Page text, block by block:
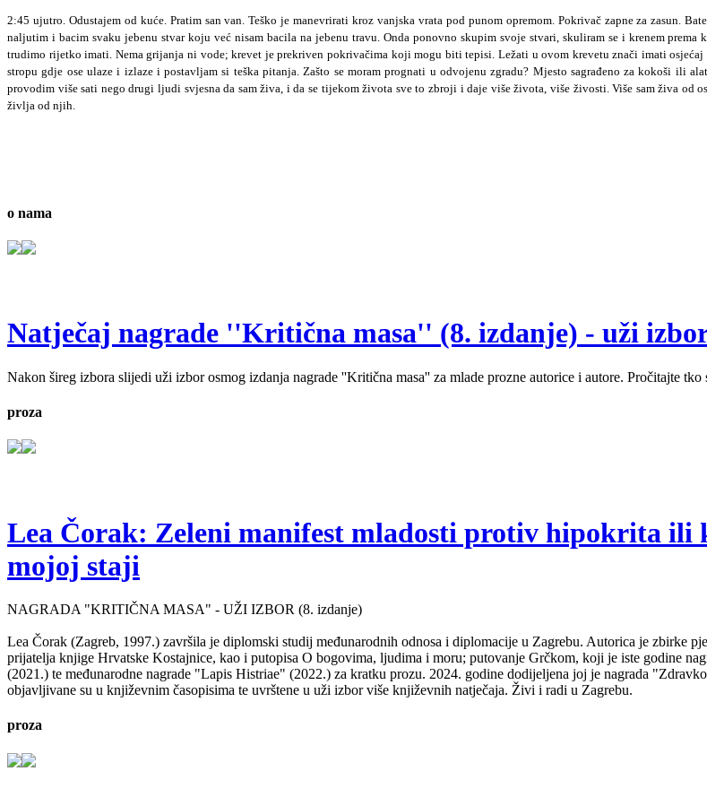
2:45 ujutro. Odustajem od kuće. Pratim san van. Teško je manevrirati kroz vanjska vrata pod punom opremom. Pokrivač zapne za zasun.
naljutim i bacim svaku jebenu stvar koju već nisam bacila na jebenu travu. Onda ponovno skupim svoje stvari, skuliram se i krenem
trudimo rijetko imati. Nema grijanja ni vode; krevet je prekriven pokrivačima koji mogu biti tepisi. Ležati u ovom krevetu znači imati
stropu gdje ose ulaze i izlaze i postavljam si teška pitanja. Zašto se moram prognati u odvojenu zgradu? Mjesto sagrađeno za kokoši
provodim više sati nego drugi ljudi svjesna da sam živa, i da se tijekom života sve to zbroji i daje više života, više živosti. Više sam živa
življa od njih.
o nama
Natječaj nagrade ''Kritična masa'' (8. izdanje) - uži
Nakon šireg izbora slijedi uži izbor osmog izdanja nagrade ''Kritična masa'' za mlade prozne autorice i autore. Pročitajte tko
proza
Lea Čorak: Zeleni manifest mladosti protiv hipokrita ili
mojoj staji
NAGRADA "KRITIČNA MASA" - UŽI IZBOR (8. izdanje)
Lea Čorak (Zagreb, 1997.) završila je diplomski studij međunarodnih odnosa i diplomacije u Zagrebu. Autorica je zbirke
prijatelja knjige Hrvatske Kostajnice, kao i putopisa O bogovima, ljudima i moru; putovanje Grčkom, koji je iste godine
(2021.) te međunarodne nagrade "Lapis Histriae" (2022.) za kratku prozu. 2024. godine dodijeljena joj je nagrada
objavljivane su u književnim časopisima te uvrštene u uži izbor više književnih natječaja. Živi i radi u Zagrebu.
proza